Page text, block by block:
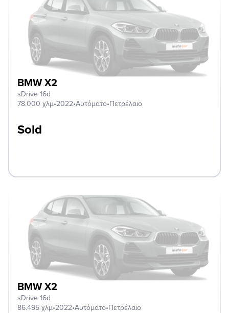
BMW X2
sDrive 16d
78.000 χλμ•2022•Αυτόματο•Πετρέλαιο
Sold
BMW X2
sDrive 16d
86.495 χλμ•2022•Αυτόματο•Πετρέλαιο